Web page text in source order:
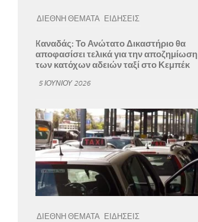
ΔΙΕΘΝΗ ΘΕΜΑΤΑ ΕΙΔΗΣΕΙΣ
Kαναδάς: Το Ανώτατο Δικαστήριο θα
αποφασίσει τελικά για την αποζημίωση
των κατόχων αδειών ταξί στο Κεμπέκ
5 ΙΟΥΝΊΟΥ 2026
ΔΙΕΘΝΗ ΘΕΜΑΤΑ ΕΙΔΗΣΕΙΣ